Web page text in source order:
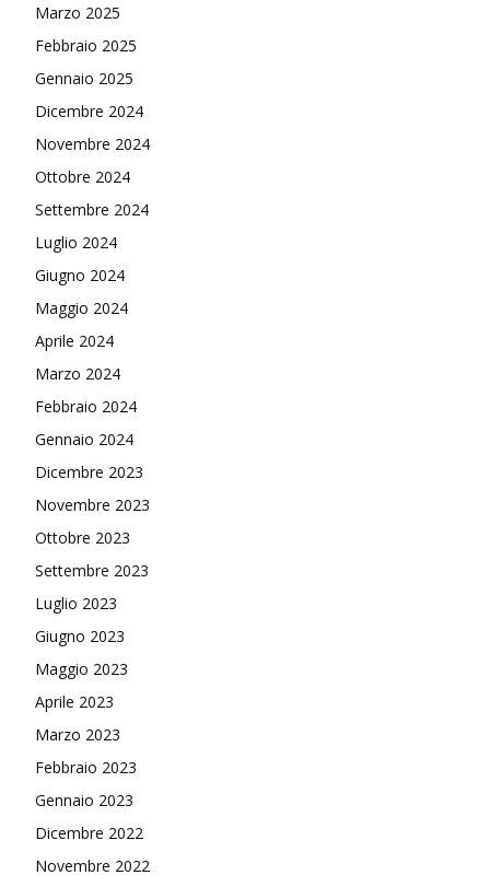
Marzo 2025
Febbraio 2025
Gennaio 2025
Dicembre 2024
Novembre 2024
Ottobre 2024
Settembre 2024
Luglio 2024
Giugno 2024
Maggio 2024
Aprile 2024
Marzo 2024
Febbraio 2024
Gennaio 2024
Dicembre 2023
Novembre 2023
Ottobre 2023
Settembre 2023
Luglio 2023
Giugno 2023
Maggio 2023
Aprile 2023
Marzo 2023
Febbraio 2023
Gennaio 2023
Dicembre 2022
Novembre 2022